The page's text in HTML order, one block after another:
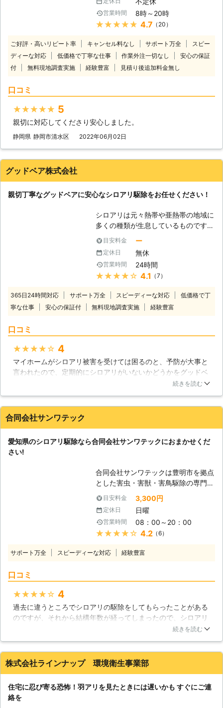
ります。お客様のお住まいの「安心」
「快適」な環境創りのお手伝いができ
たらと思っております。お客様に満足
していただけるよう日々精進していき
ますのでよろしくお願いします。 お
困りでしたら、今スグお電話くださ
い。親切丁寧にご対応いたします。
いております。 創業32年の信頼と実
績で、シロアリにお悩みのお客様をお
助けいたします！ 調査・お見積りは
気軽にお問い合わせください。 年中
無休で駆除対応いたします。 ■創業
32年の実績！豊富な知識と確かな技
です。 イエシロアリとヤマトシロア
で年間250件以上のご依頼に対応して
術で、お客様の大切な財産であるお住
まいをシロアリから守ります。 ■幅
広いシロアリのお悩みを解決！ ウエ
のお悩みを解決してまいりました。
過去の施工実績については下記の通り
[CASE1] ・静岡県浜松市中区在住 男
性 [ご依頼内容] 鉄筋コンクリート
で、部屋の壁や柱、畳にシロアリが巣
を作って困っているとのこと ■発生
場所：壁、柱、畳 ■建物：鉄筋 ■建
坪：70坪 ■築年数：20年 →→→施工
料金31,900円(税込)にて対応
依頼内容] お宮でシロアリが出たため
駆除してほしい。 ■発生場所：お宮
内容] 1階のお風呂場からシロアリが
発生したため、駆除を希望。 ■発生
場所：風呂場 ■建物：木造 ■建坪：
ため、正確な金額はご依頼時のお見積
営業時間 8時～20時
★★★★★ 4.7 （20）
ご好評・高いリピート率 キャンセル料なし サポート万全
スピー
ディーな対応
低価格で丁寧な仕事 作業外注一切なし
安心の保証
付
無料現地調査実施 経験豊富 見積り後追加料金無し
口コミ
★★★★★ 5
親切に対応してくださり安心しました。
静岡県 静岡市清水区 2022年06月02日
グッドベア株式会社
親切丁寧なグッドベアに安心なシロアリ駆除をお任せください！
シロアリは元々熱帯や亜熱帯の地域に
多くの種類が生息しているものです。
ですから、日本国内で害虫として知ら
れているシロアリも、暖かく湿度の多
い地域に生息が集中していると見られ
ていましたが、最近は温暖化の影響で
各地の気温が高くなっているためか、
言われています。住まいの中で床が軋
む妙な音がしたり、羽アリがいるのを
豊富なスタッフが徹底したシロアリ駆
除でお客様に安心と安全をお届けいた
かし、最近はヤマトシロアリよりも食
立ってきています。当社は近年増えて
きたそれらのシロアリ駆除にも豊富な
実績がありますので、ご依頼いただけ
ば適切な調査とシロアリ駆除を行い、
再発生の不安を残さない安心のサービ
スを提供させていただきます。
目安料金 ー
定休日 無休
営業時間 24時間
★★★★★ 4.1 （7）
365日24時間対応 サポート万全 スピーディーな対応
低価格で丁
寧な仕事
安心の保証付 無料現地調査実施 経験豊富
口コミ
★★★★★ 4
マイホームがシロアリ被害を受けては困るのと、予防が大事と
言われたので、定期的にシロアリがいないかどうかをグッドベ
アさんで点検して頂いています。今のところ、発生した形跡は
いると思います。これからもよろしくお願いします。
福岡県 糟屋郡篠栗町 2016年12月29日
続きを読む
合同会社サンワテック
愛知県のシロアリ駆除なら合同会社サンワテックにおまかせくだ
さい!
合同会社サンワテックは豊明市を拠点
とした害虫・害獣・害鳥駆除の専門業
者です。当社では愛知県全域と、岐阜
県多治見市においてシロアリ駆除を行
っております。当社では、発生してし
まったシロアリへの対処のほか、シロ
アリの発生の予防も行っております。
会社サンワテックまでお気軽にご相談
ロアリが家の中へ侵入すると、木材を
どんどん食べて、その中をスカスカに
してしまいます。シロアリの被害に遭
った木材は、もろくなって壊れやすく
なってしまいます。木の他にもコンク
リートや発泡スチロールのような建築
その他、畳や書籍などをかじって被害
を与えるなど、非常に厄介な害虫で
目安料金 3,300円
定休日 日曜
営業時間 08：00～20：00
★★★★★ 4.2 （6）
サポート万全 スピーディーな対応 経験豊富
口コミ
★★★★★ 4
過去に違うところでシロアリの駆除をしてもらったことがある
のですが、それから結構年数が経ってしまったので、シロアリ
予防をしてもらおうとまた一から業者さんを調べ、SunClean
害に合う前に駆除してもらえて幸いでした。家を綺麗に保つに
は、定期的にメンテナンスすることが大切ですね。また早めに
愛知県
続きを読む
株式会社ラインナップ 環境衛生事業部
住宅に忍び寄る恐怖！羽アリを見たときには遅いかも すぐにご連
絡を